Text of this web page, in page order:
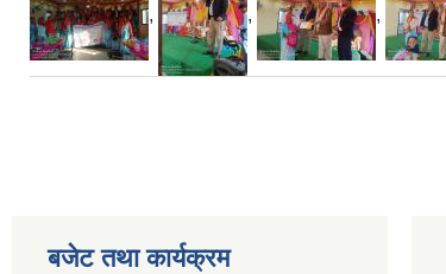
, , ,
बजेट तथा कार्यक्रम